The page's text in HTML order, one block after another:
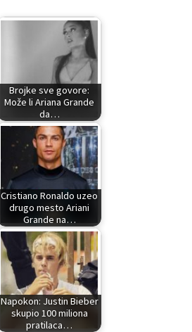
Brojke sve govore:
Može li Ariana Grande
da…
Cristiano Ronaldo uzeo
drugo mesto Ariani
Grande na…
Napokon: Justin Bieber
skupio 100 miliona
pratilaca…